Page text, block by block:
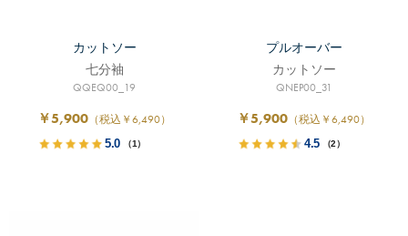
カットソー
七分袖
QQEQ00_19
￥5,900 （税込￥6,490）
5.0 （1）
プルオーバー
カットソー
QNEP00_31
￥5,900 （税込￥6,490）
4.5 （2）